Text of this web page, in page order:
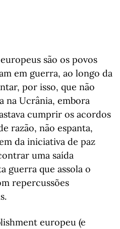
são os povos
em guerra, ao longo da
por isso, que não
na Ucrânia, embora
cumprir os acordos
razão, não espanta,
da iniciativa de paz
uma saída
guerra que assola o
repercussões
europeu (e